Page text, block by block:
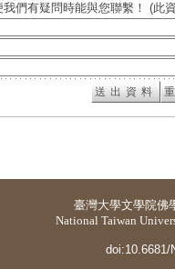
們有疑問時能與您聯繫！ (此
臺灣大學文學院佛
National Taiwan
doi:10.6681/